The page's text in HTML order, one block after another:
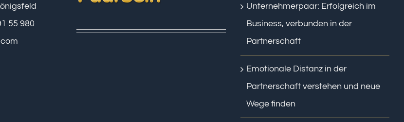
55 980
Unternehmerpaar: Erfolgreich im
Business, verbunden in der
Partnerschaft
Emotionale Distanz in der
Partnerschaft verstehen und neue
Wege finden